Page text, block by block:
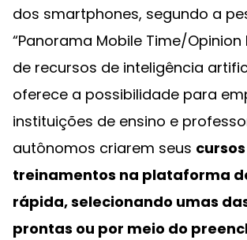
dos smartphones, segundo a
“Panorama Mobile Time/Opinion
de recursos de inteligência
oferece a possibilidade para
instituições de ensino e
autônomos criarem seus
treinamentos na plataforma
rápida, selecionando umas
prontas ou por meio do